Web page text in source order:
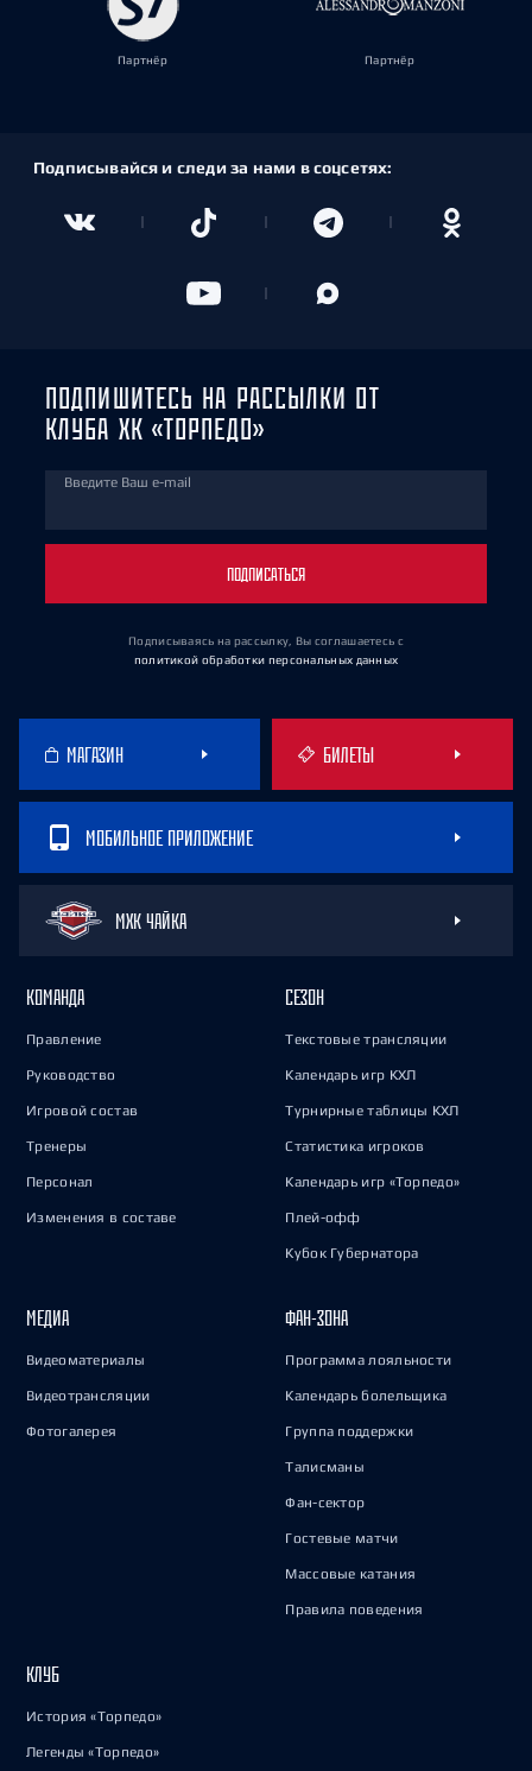
Партнёр Партнёр
Подписывайся и следи за нами в соцсетях:
ПОДПИШИТЕСЬ НА РАССЫЛКИ ОТ
КЛУБА ХК «ТОРПЕДО»
Введите Ваш e-mail
ПОДПИСАТЬСЯ
Подписываясь на рассылку, Вы соглашаетесь с
политикой обработки персональных данных
МАГАЗИН БИЛЕТЫ
МОБИЛЬНОЕ ПРИЛОЖЕНИЕ
МХК ЧАЙКА
КОМАНДА
Правление
Руководство
Игровой состав
Тренеры
Персонал
Изменения в составе
СЕЗОН
Текстовые трансляции
Календарь игр КХЛ
Турнирные таблицы КХЛ
Статистика игроков
Календарь игр «Торпедо»
Плей-офф
Кубок Губернатора
МЕДИА
Видеоматериалы
Видеотрансляции
Фотогалерея
ФАН-ЗОНА
Программа лояльности
Календарь болельщика
Группа поддержки
Талисманы
Фан-сектор
Гостевые матчи
Массовые катания
Правила поведения
КЛУБ
История «Торпедо»
Легенды «Торпедо»